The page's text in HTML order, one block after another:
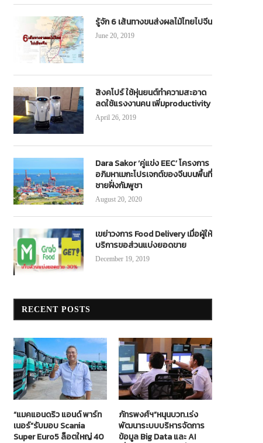
รู้จัก 6 เส้นทางขนส่งผลไม้ไทยไปจีน
June 20, 2019
สิงคโปร์ ใช้หุ่นยนต์ทำความสะอาด
ลดใช้แรงงานคน เพิ่มproductivity
April 26, 2019
Dara Sakor ‘คู่แข่ง EEC’ โครงการ
อภิมหาเมกะโปรเจกต์ของจีนบนพื้นที่
ชายฝั่งกัมพูชา
August 20, 2020
เขย่าวงการ Food Delivery เมื่อผู้ให้
บริการขอส่วนแบ่งยอดขาย
December 19, 2019
RECENT POSTS
“แมคแอนดริว แอนด์ พาร์ท
เนอร์”รับมอบ Scania
Super Euro5 ล็อตใหญ่ 40
ภัทรพงศ์ฯ”หนุนบวท.เร่ง
พัฒนาระบบบริหารจัดการ
ข้อมูล Big Data และ AI